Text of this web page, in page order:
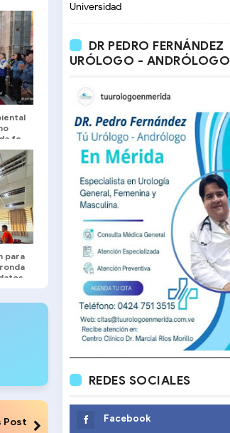
fe
de
para
Post
Universidad
DR PEDRO FERNÁNDEZ
URÓLOGO - ANDRÓLOGO
REDES SOCIALES
Facebook